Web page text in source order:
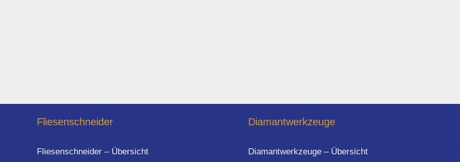
Fliesenschneider
Fliesenschneider – Übersicht
Diamantwerkzeuge
Diamantwerkzeuge – Übersicht